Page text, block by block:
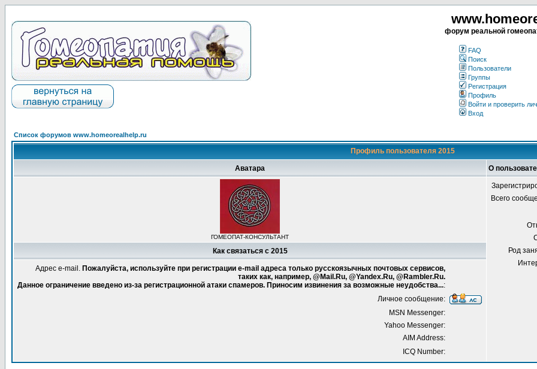
форум реальной
FAQ
Поиск
Пользователи
Группы
Регистрация
Профиль
Войти и проверить
Вход
Список форумов www.homeorealhelp.ru
Профиль пользователя 2015
Аватара О
ГОМЕОПАТ-КОНСУЛЬТАНТ
Всего
Род
Как связаться с 2015
Адрес e-mail. Пожалуйста, используйте при регистрации e-mail адреса только русскоязычных почтовых сервисов,
таких как, например, @Mail.Ru, @Yandex.Ru, @Rambler.Ru.
Данное ограничение введено из-за регистрационной атаки спамеров. Приносим извинения за возможные неудобства...:
Личное сообщение:
MSN Messenger:
Yahoo Messenger:
AIM Address:
ICQ Number: